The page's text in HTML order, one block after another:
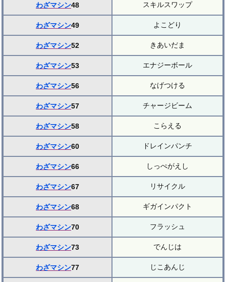
わざマシン48 スキルスワップ
わざマシン49 よこどり
わざマシン52 きあいだま
わざマシン53 エナジーボール
わざマシン56 なげつける
わざマシン57 チャージビーム
わざマシン58 こらえる
わざマシン60 ドレインパンチ
わざマシン66 しっぺがえし
わざマシン67 リサイクル
わざマシン68 ギガインパクト
わざマシン70 フラッシュ
わざマシン73 でんじは
わざマシン77 じこあんじ